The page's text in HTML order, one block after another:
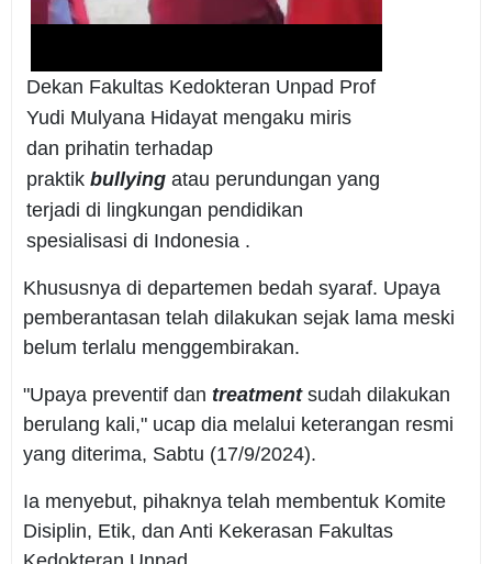
Dekan Fakultas Kedokteran Unpad Prof
Yudi Mulyana Hidayat mengaku miris
dan prihatin terhadap
praktik bullyingatau perundungan yang
terjadi di lingkungan pendidikan
spesialisasi di Indonesia .
Khususnya di departemen bedah syaraf. Upaya
pemberantasan telah dilakukan sejak lama meski
belum terlalu menggembirakan.
"Upaya preventif dan treatmentsudah dilakukan
berulang kali," ucap dia melalui keterangan resmi
yang diterima, Sabtu (17/9/2024).
Ia menyebut, pihaknya telah membentuk Komite
Disiplin, Etik, dan Anti Kekerasan Fakultas